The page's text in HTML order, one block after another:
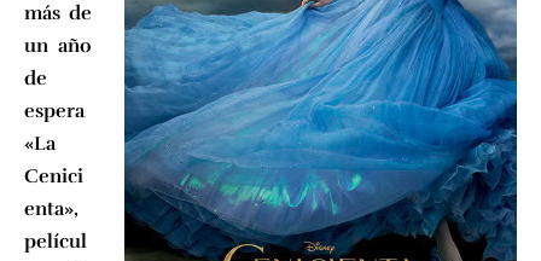
más de
un año
de
espera
«La
Cenici
enta»,
películ